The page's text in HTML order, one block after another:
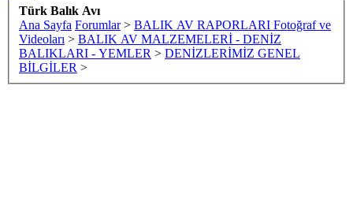
Türk Balık Avı
Ana Sayfa Forumlar > BALIK AV RAPORLARI Fotoğraf ve
Videoları > BALIK AV MALZEMELERİ - DENİZ
BALIKLARI - YEMLER > DENİZLERİMİZ GENEL
BİLGİLER >